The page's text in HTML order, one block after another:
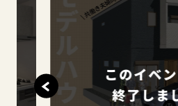
このイベ
終了しま